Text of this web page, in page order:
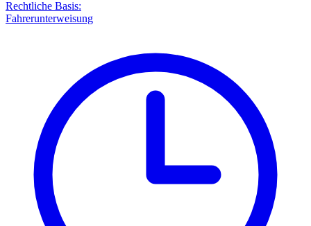
Rechtliche Basis:
Fahrerunterweisung